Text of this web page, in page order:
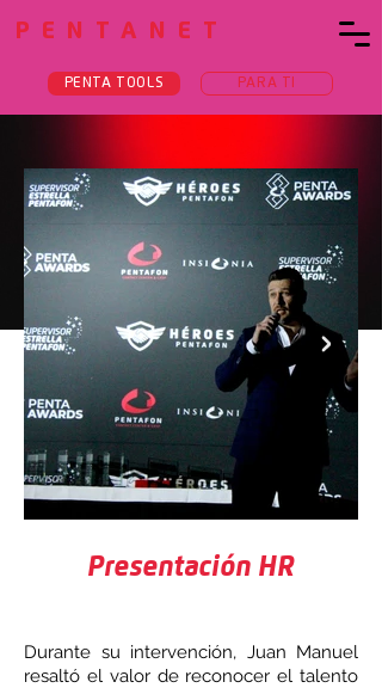
PENTANET
PARA TI
PENTA TOOLS
Presentación HR
Durante su intervención, Juan Manuel
resaltó el valor de reconocer el talento